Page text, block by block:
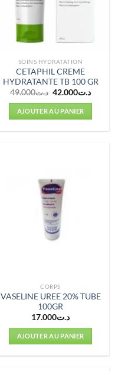
SOINS HYDRATATION
CETAPHIL CREME
HYDRATANTE TB 100 GR
د.ت49.000
Le
initial
était :
د.ت49.000.
د.ت42.000
Le
AJOUTER AU PANIER
CORPS
VASELINE UREE 20% TUBE
100GR
د.ت17.000
AJOUTER AU PANIER